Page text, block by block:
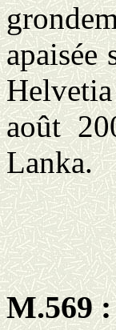
apaisée
août
Lanka.
M.569